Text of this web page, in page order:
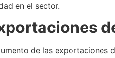
en el sector.
de las exportaciones